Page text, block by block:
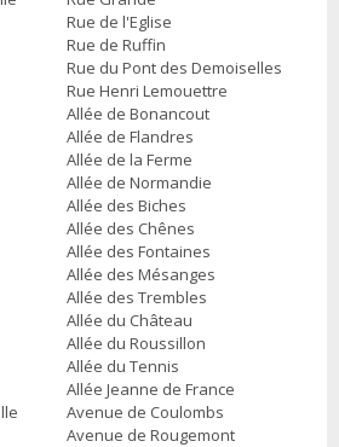
Rue de l'Eglise
Rue de Ruffin
Rue du Pont des Demoiselles
Rue Henri Lemouettre
Allée de Bonancout
Allée de Flandres
Allée de la Ferme
Allée de Normandie
Allée des Biches
Allée des Chênes
Allée des Fontaines
Allée des Mésanges
Allée des Trembles
Allée du Château
Allée du Roussillon
Allée du Tennis
Allée Jeanne de France
Avenue de Coulombs
Avenue de Rougemont